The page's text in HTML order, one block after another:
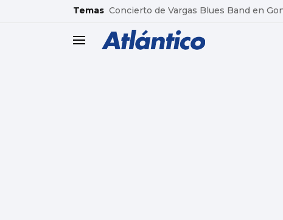
common.go-to-content
Temas Concierto de Vargas Blues Band en
header.menu.open